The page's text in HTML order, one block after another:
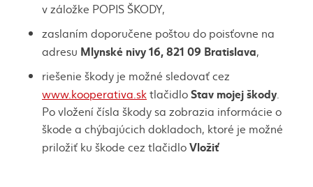
v záložke POPIS ŠKODY,
zaslaním doporučene poštou do poisťovne na
adresu Mlynské nivy 16, 821 09 Bratislava,
riešenie škody je možné sledovať cez
www.kooperativa.sktlačidloStav mojej škody
Po vložení čísla škody sa zobrazia informácie o
škode a chýbajúcich dokladoch, ktoré je možné
priložiť ku škode cez tlačidloVložiť